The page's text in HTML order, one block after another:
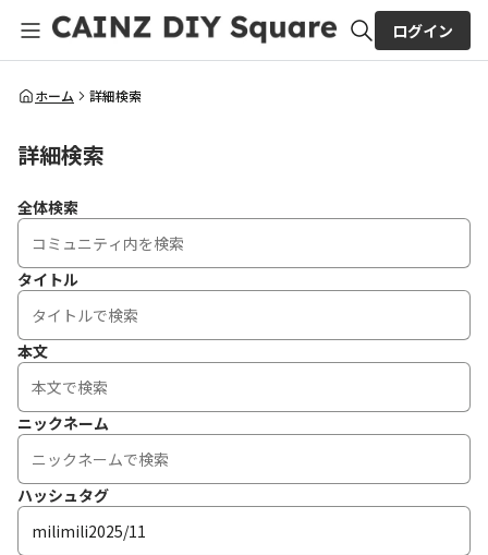
全体検索
ログイン
ホーム 詳細検索
詳細検索
全体検索
タイトル
本文
ニックネーム
ハッシュタグ